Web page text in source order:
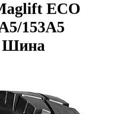
ECO
153A5
Шина